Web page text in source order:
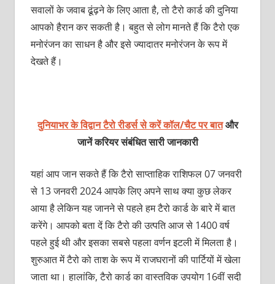
सवालों के जवाब ढूंढ़ने के लिए आता है, तो टैरो कार्ड की दुनिया
आपको हैरान कर सकती है। बहुत से लोग मानते हैं कि टैरो एक
मनोरंजन का साधन है और इसे ज्यादातर मनोरंजन के रूप में
देखते हैं।
दुनियाभर के विद्वान टैरो रीडर्स से करें कॉल/चैट पर बातऔर
जानें करियर संबंधित सारी जानकारी
यहां आप जान सकते हैं कि टैरो साप्ताहिक राशिफल 07 जनवरी
से 13 जनवरी 2024 आपके लिए अपने साथ क्या कुछ लेकर
आया है लेकिन यह जानने से पहले हम टैरो कार्ड के बारे में बात
करेंगे। आपको बता दें कि टैरो की उत्पति आज से 1400 वर्ष
पहले हुई थी और इसका सबसे पहला वर्णन इटली में मिलता है।
शुरुआत में टैरो को ताश के रूप में राजघरानों की पार्टियों में खेला
जाता था। हालांकि, टैरो कार्ड का वास्तविक उपयोग 16वीं सदी